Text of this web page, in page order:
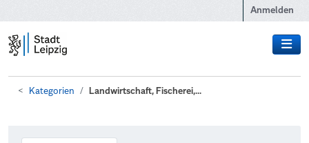
Anmelden
Kategorien Landwirtschaft, Fischerei,...